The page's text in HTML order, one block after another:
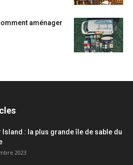
aménager
Island : la plus grande île de sable du
2023